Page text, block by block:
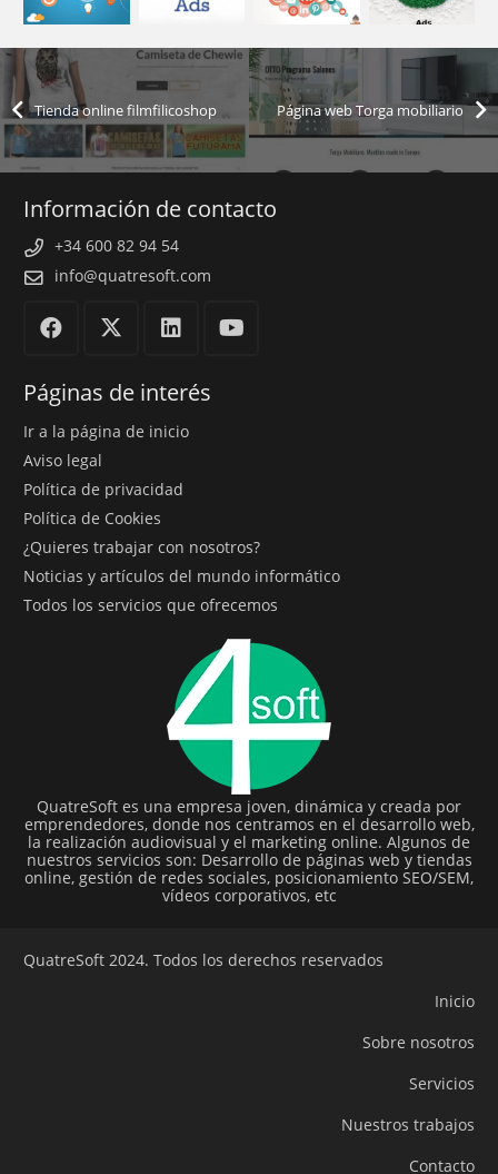
Tienda online filmfilicoshop Página web Torga mobiliario
Información de contacto
+34 600 82 94 54
info@quatresoft.com
Páginas de interés
Ir a la página de inicio
Aviso legal
Política de privacidad
Política de Cookies
¿Quieres trabajar con nosotros?
Noticias y artículos del mundo informático
Todos los servicios que ofrecemos
QuatreSoft es una empresa joven, dinámica y creada por
emprendedores, donde nos centramos en el desarrollo web,
la realización audiovisual y el marketing online. Algunos de
nuestros servicios son: Desarrollo de páginas web y tiendas
online, gestión de redes sociales, posicionamiento SEO/SEM,
vídeos corporativos, etc
QuatreSoft 2024. Todos los derechos reservados
Inicio
Sobre nosotros
Servicios
Nuestros trabajos
Contacto